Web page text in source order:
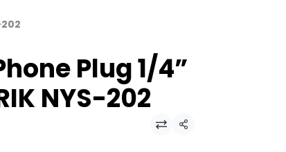
Plug 1/4”
NYS-202
แชร์